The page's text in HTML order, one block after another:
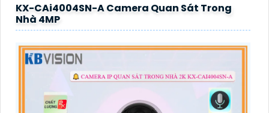
KX-CAi4004SN-A Camera Quan Sát Trong
Nhà 4MP